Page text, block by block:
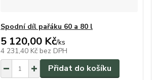
Spodní díl pařáku 60 a 80 l
5 120,00 Kč/ks
4 231,40 Kč bez DPH
Přidat do košíku